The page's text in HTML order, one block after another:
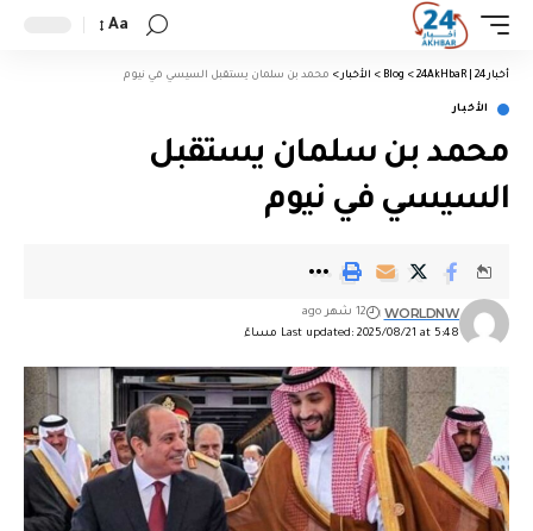
Aa
أخبار 24 | 24AkHbaR >
Blog
> الأخبار > محمد بن سلمان يستقبل السيسي في نيوم
الأخبار
محمد بن سلمان يستقبل
السيسي في نيوم
Last updated: 2025/08/21 at 5:48 مساءً
WORLDNW 12 شهر ago